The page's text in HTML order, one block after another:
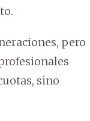
pero
sino